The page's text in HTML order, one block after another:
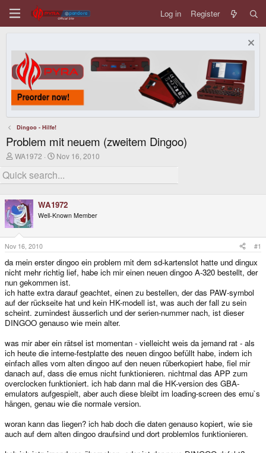
Log in Register
Dingoo - Hilfe!
Problem mit neuem (zweitem Dingoo)
T
r
e
d
s
t
a
r
t
e
r
WA1972
S
a
r
d
a
t
Nov 16, 2010
WA1972
Well-Known Member
Nov 16, 2010 #1
da mein erster dingoo ein problem mit dem sd-kartenslot hatte und dingux
nicht mehr richtig lief, habe ich mir einen neuen dingoo A-320 bestellt, der
nun gekommen ist.
ich hatte extra darauf geachtet, einen zu bestellen, der das PAW-symbol
auf der rückseite hat und kein HK-modell ist, was auch der fall zu sein
scheint. zumindest äusserlich und der serien-nummer nach, ist dieser
DINGOO genauso wie mein alter.
was mir aber ein rätsel ist momentan - vielleicht weis da jemand rat - als
ich heute die interne-festplatte des neuen dingoo befüllt habe, indem ich
einfach alles vom alten dingoo auf den neuen rüberkopiert habe, fiel mir
danach auf, dass die emus nicht funktionieren. nichtmal das APP zum
overclocken funktioniert. ich hab dann mal die HK-version des GBA-
emulators aufgespielt, aber auch diese bleibt im loading-screen des emu`s
hängen, genau wie die normale version.
woran kann das liegen? ich hab doch die daten genauso kopiert, wie sie
auch auf dem alten dingoo draufsind und dort problemlos funktionieren.